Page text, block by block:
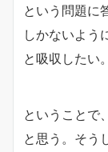
という問題に
しかないよう
と吸収したい。
ということで
と思う。そう